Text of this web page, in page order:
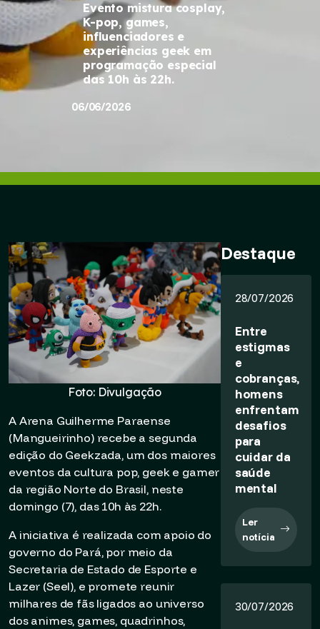
Evento mistura cosplay,
K-pop, games,
influenciadores e
experiências geek em
programação especial
das 10h às 22h.
06/06/2026
Foto: Divulgação
A Arena Guilherme Paraense
(Mangueirinho) recebe a segunda
edição do Geekzada, um dos maiores
eventos da cultura pop, geek e gamer
da região Norte do Brasil, neste
domingo (7), das 10h às 22h.
A iniciativa é realizada com apoio do
governo do Pará, por meio da
Secretaria de Estado de Esporte e
Lazer (Seel), e promete reunir
milhares de fãs ligados ao universo
dos animes, games, quadrinhos,
Destaque
28/07/2026
Entre
estigmas
e
cobranças,
homens
enfrentam
desafios
para
cuidar da
saúde
mental
Ler
notícia
30/07/2026